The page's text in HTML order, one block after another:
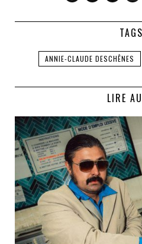
ANNIE-CLAUDE DESCHÊNES
LIRE